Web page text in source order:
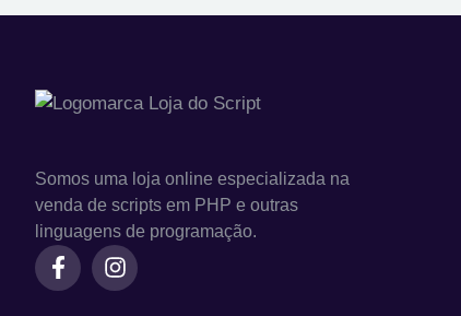
Somos uma loja online especializada na
venda de scripts em PHP e outras
linguagens de programação.